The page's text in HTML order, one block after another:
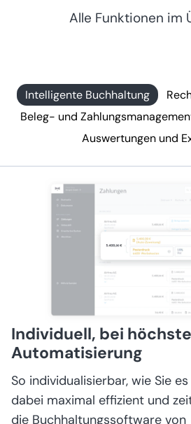
Alle Funktionen im
Intelligente Buchhaltung
Beleg- und
Auswertungen und
Individuell, bei
Automatisierung
So individualisierbar, wie Sie
dabei maximal effizient und
die Buchhaltungssoftware von